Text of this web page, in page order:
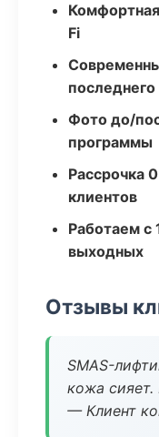
Fi
Фото до/
программы
Рассрочка
клиентов
Работаем с
выходных
Отзывы
SMAS-
кожа сияет.
— Клиент